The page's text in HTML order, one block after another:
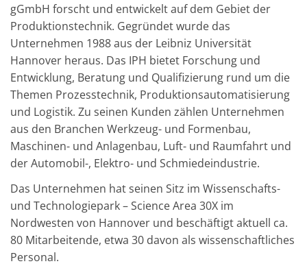
gGmbH forscht und entwickelt auf dem Gebiet der
Produktionstechnik. Gegründet wurde das
Unternehmen 1988 aus der Leibniz Universität
Hannover heraus. Das IPH bietet Forschung und
Entwicklung, Beratung und Qualifizierung rund um die
Themen Prozesstechnik, Produktionsautomatisierung
und Logistik. Zu seinen Kunden zählen Unternehmen
aus den Branchen Werkzeug- und Formenbau,
Maschinen- und Anlagenbau, Luft- und Raumfahrt und
der Automobil-, Elektro- und Schmiedeindustrie.
Das Unternehmen hat seinen Sitz im Wissenschafts-
und Technologiepark – Science Area 30X im
Nordwesten von Hannover und beschäftigt aktuell ca.
80 Mitarbeitende, etwa 30 davon als wissenschaftliches
Personal.